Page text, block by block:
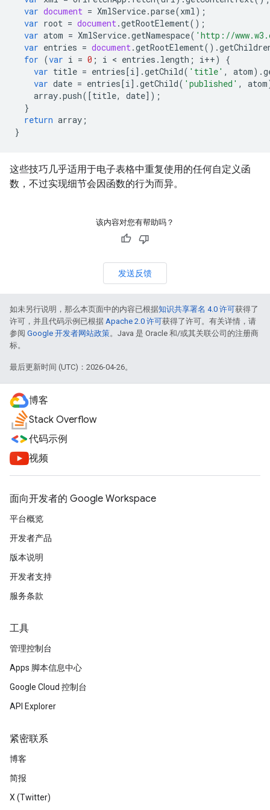
var document = XmlService.parse(xml);
var root = document.getRootElement();
var atom = XmlService.getNamespace( 'http://
var entries = document.getRootElement().
for (var i = 0 ; i < entries . length ; i++)
{
var title = entries [i].getChild( 'title' , atom).
var date = entries [i].getChild( 'published' , atom
array.push([title, date]);
}
return array ;
}
这些技巧几乎适用于电子表格中重复使用的任何自定义函
数，不过实现细节会因函数的行为而异。
该内容对您有帮助吗？
发送反馈
如未另行说明，那么本页面中的内容已根据知识共享署名 4.0 许可获得了
许可，并且代码示例已根据 Apache 2.0 许可获得了许可。有关详情，请
参阅 Google 开发者网站政策。Java 是 Oracle 和/或其关联公司的注册商
标。
最后更新时间 (UTC)：2026-04-26。
博客
Stack Overflow
代码示例
视频
面向开发者的 Google Workspace
平台概览
开发者产品
版本说明
开发者支持
服务条款
工具
管理控制台
Apps 脚本信息中心
Google Cloud 控制台
API Explorer
紧密联系
博客
简报
X (Twitter)